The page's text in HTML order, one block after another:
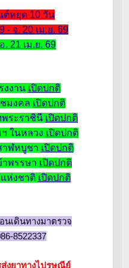
ต์หยุด 10 วัน
- จ. 20 เม.ย. 69
. 21 เม.ย. 69
งงาน เปิดปกติ
มงคล เปิดปกติ
พระราชินี เปิดปกติ
ในหลวง เปิดปกติ
าฬหบูชา เปิดปกติ
าพรรษา เปิดปกติ
ห่งชาติ เปิดปกติ
นเดินทางมาตรวจ
8522337
งยาทางไปรษณีย์